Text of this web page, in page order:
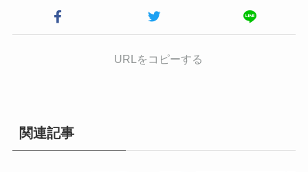
URLをコピーする
関連記事